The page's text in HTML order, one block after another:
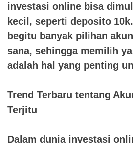
investasi online bisa
kecil, seperti deposito
begitu banyak pilihan
sana, sehingga memilih
adalah hal yang penting
Trend Terbaru tentang
Terjitu
Dalam dunia investasi